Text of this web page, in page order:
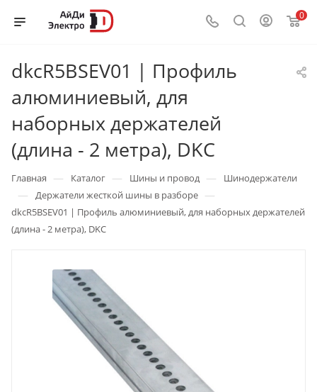
0
dkcR5BSEV01 | Профиль
алюминиевый, для
наборных держателей
(длина - 2 метра), DKC
Главная — Каталог — Шины и провод — Шинодержатели
— Держатели жесткой шины в разборе —
dkcR5BSEV01 | Профиль алюминиевый, для наборных держателей
(длина - 2 метра), DKC